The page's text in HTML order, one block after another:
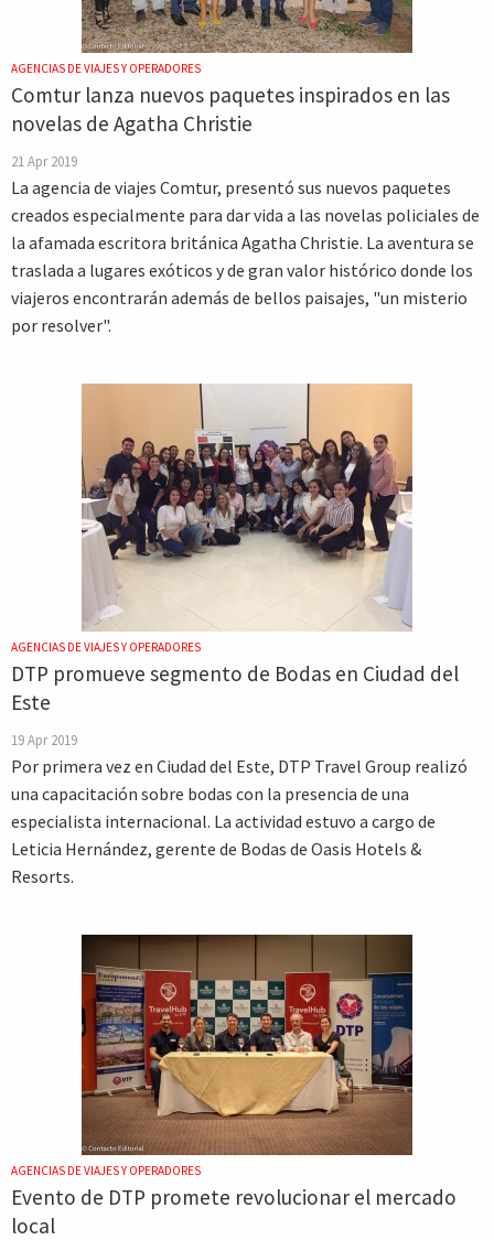
AGENCIAS DE VIAJES Y OPERADORES
Comtur lanza nuevos paquetes inspirados en las
novelas de Agatha Christie
21 Apr 2019
La agencia de viajes Comtur, presentó sus nuevos paquetes
creados especialmente para dar vida a las novelas policiales de
la afamada escritora británica Agatha Christie. La aventura se
traslada a lugares exóticos y de gran valor histórico donde los
viajeros encontrarán además de bellos paisajes, "un misterio
por resolver".
AGENCIAS DE VIAJES Y OPERADORES
DTP promueve segmento de Bodas en Ciudad del
Este
19 Apr 2019
Por primera vez en Ciudad del Este, DTP Travel Group realizó
una capacitación sobre bodas con la presencia de una
especialista internacional. La actividad estuvo a cargo de
Leticia Hernández, gerente de Bodas de Oasis Hotels &
Resorts.
AGENCIAS DE VIAJES Y OPERADORES
Evento de DTP promete revolucionar el mercado
local